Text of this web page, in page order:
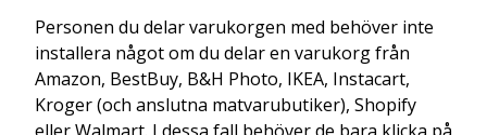
Personen du delar varukorgen med behöver inte
installera något om du delar en varukorg från
Amazon, BestBuy, B&H Photo, IKEA, Instacart,
Kroger (och anslutna matvarubutiker), Shopify